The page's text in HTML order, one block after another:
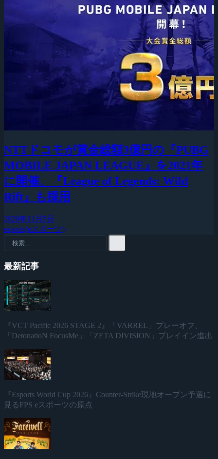
NTTドコモが賞金総額3億円の『PUBG
MOBILE JAPAN LEAGUE』を2021年
に開催、『League of Legends: Wild
Rift』も採用
2020年11月5日
esports(eスポーツ)
最新記事
『VCT Pacific 2026 STAGE 2』「VARREL」プレーオフ、
「DetonatioN FocusMe」「ZETA DIVISION」プレイイン進出
『Esports World Cup 2026』Counter-Strike現地オープン予選に
見るFPS eスポーツの原点